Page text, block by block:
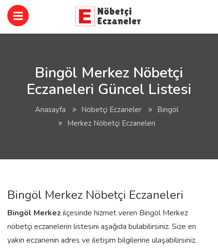
Bingöl Merkez Nöbetçi
Eczaneleri Güncel Listesi
Anasayfa Nöbetçi Eczaneler
Bingöl
Merkez Nöbetçi Eczaneleri
Bingöl Merkez Nöbetçi Eczaneleri
Bingöl Merkezilçesinde hizmet veren Bingöl Merkez
nöbetçi eczanelerin listesini aşağıda bulabilirsiniz. Size en
yakın eczanenin adres ve iletişim bilgilerine ulaşabilirsiniz.